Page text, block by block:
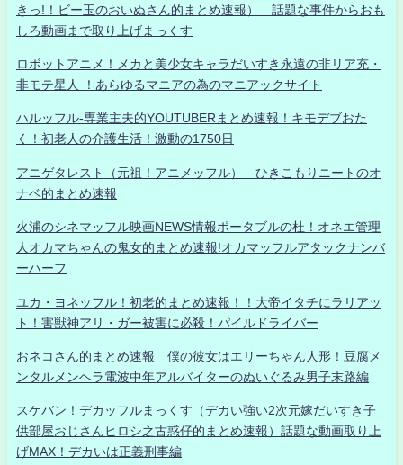
きっ!！ビー玉のおいぬさん的まとめ速報） 話題な事件からおも
しろ動画まで取り上げまっくす
ロボットアニメ！メカと美少女キャラだいすき永遠の非リア充・
非モテ星人 ！あらゆるマニアの為のマニアックサイト
ハルッフル-専業主夫的YOUTUBERまとめ速報！キモデブおた
く！初老人の介護生活！激動の1750日
アニゲタレスト（元祖！アニメッフル） ひきこもりニートのオ
ナベ的まとめ速報
火浦のシネマッフル映画NEWS情報ポータブルの杜！オネエ管理
人オカマちゃんの鬼女的まとめ速報!オカマッフルアタックナンバ
ーハーフ
ユカ・ヨネッフル！初老的まとめ速報！！大帝イタチにラリアッ
ト！害獣神アリ・ガー被害に必殺！パイルドライバー
おネコさん的まとめ速報 僕の彼女はエリーちゃん人形！豆腐メ
ンタルメンヘラ電波中年アルバイターのぬいぐるみ男子末路編
スケバン！デカッフルまっくす（デカい強い2次元嫁だいすき子
供部屋おじさんヒロシ之古惑仔的まとめ速報）話題な動画取り上
げMAX！デカいは正義刑事編